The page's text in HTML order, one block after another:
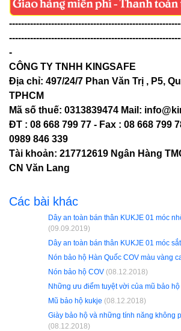
-
CÔNG TY TNHH KINGSAFE
Địa chỉ: 497/24/7 Phan Văn Trị , P5,
TPHCM
Mã số thuế: 0313839474 Mail:
ĐT : 08 668 799 77 - Fax : 08 668 799
0989 846 339
Tài khoản: 217712619 Ngân Hàng
CN Văn Lang
Các bài khác
Dây an toàn bán thân KUKJE 01 móc
(09.09.2019)
Dây an toàn bán thân KUKJE 01 móc sắt
Nón bảo hộ Hàn Quốc COV màu vàng
Nón bảo hộ COV (08.12.2018)
Những ưu điểm tuyệt vời của mũ bảo
Mũ bảo hộ kukje (08.12.2018)
Giày bảo hộ và những tính năng không
(08.12.2018)